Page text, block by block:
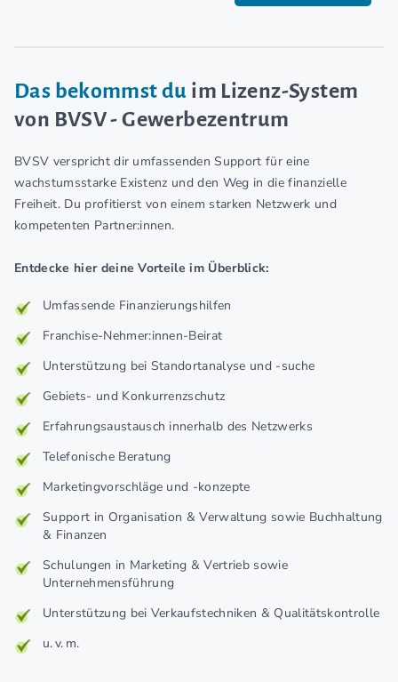
Das bekommst du im Lizenz-System
von BVSV - Gewerbezentrum
BVSV verspricht dir umfassenden Support für eine
wachstumsstarke Existenz und den Weg in die finanzielle
Freiheit. Du profitierst von einem starken Netzwerk und
kompetenten Partner:innen.
Entdecke hier deine Vorteile im Überblick:
Umfassende Finanzierungshilfen
Franchise-Nehmer:innen-Beirat
Unterstützung bei Standortanalyse und -suche
Gebiets- und Konkurrenzschutz
Erfahrungsaustausch innerhalb des Netzwerks
Telefonische Beratung
Marketingvorschläge und -konzepte
Support in Organisation & Verwaltung sowie Buchhaltung
& Finanzen
Schulungen in Marketing & Vertrieb sowie
Unternehmensführung
Unterstützung bei Verkaufstechniken & Qualitätskontrolle
u. v. m.